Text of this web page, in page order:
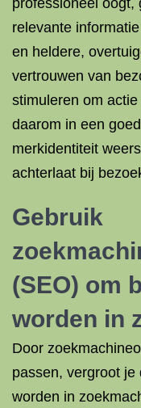
professioneel oogt,
relevante
en heldere,
vertrouwen van
stimuleren om
daarom in een
merkidentiteit
achterlaat bij
Gebruik
(SEO) om
worden in
Door
passen, vergroot
worden in